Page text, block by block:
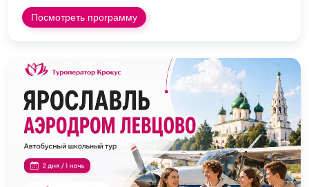
Посмотреть программу